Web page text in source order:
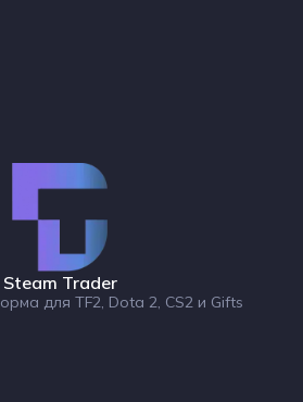
Steam Trader
для TF2, Dota 2, CS2 и Gifts